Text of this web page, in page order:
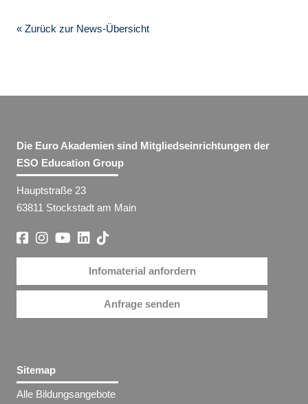
« Zurück zur News-Übersicht
Die Euro Akademien sind Mitgliedseinrichtungen der
ESO Education Group
Hauptstraße 23
63811 Stockstadt am Main
Infomaterial anfordern
Anfrage senden
Sitemap
Alle Bildungsangebote